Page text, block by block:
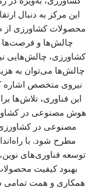
این مرکز به دنبال
محصولات کشاورزی از
چالش‌ها و فرصت‌ها
کشاورزی، چالش‌هایی
چالش‌ها می‌توان به
نیروی متخصص اشاره
این فناوری، تلاش‌ها
هوش مصنوعی در
مصنوعی در کشاورزی
مطرح شود. با
توسعه فناوری‌های
بهبود کیفیت
همکاری و همت تمامی